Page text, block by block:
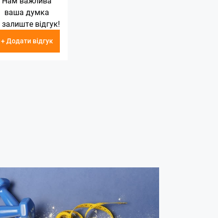
ваша думка
відгук!
+ Додати відгук